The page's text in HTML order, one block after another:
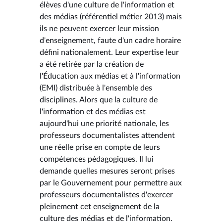
élèves d'une culture de l'information et
des médias (référentiel métier 2013) mais
ils ne peuvent exercer leur mission
d'enseignement, faute d'un cadre horaire
défini nationalement. Leur expertise leur
a été retirée par la création de
l'Éducation aux médias et à l'information
(EMI) distribuée à l'ensemble des
disciplines. Alors que la culture de
l'information et des médias est
aujourd'hui une priorité nationale, les
professeurs documentalistes attendent
une réelle prise en compte de leurs
compétences pédagogiques. Il lui
demande quelles mesures seront prises
par le Gouvernement pour permettre aux
professeurs documentalistes d'exercer
pleinement cet enseignement de la
culture des médias et de l'information.